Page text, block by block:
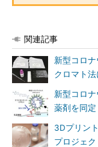
関連記事
新型コロ
クロマト
新型コロ
薬剤を同定
3Dプリン
プロジェ